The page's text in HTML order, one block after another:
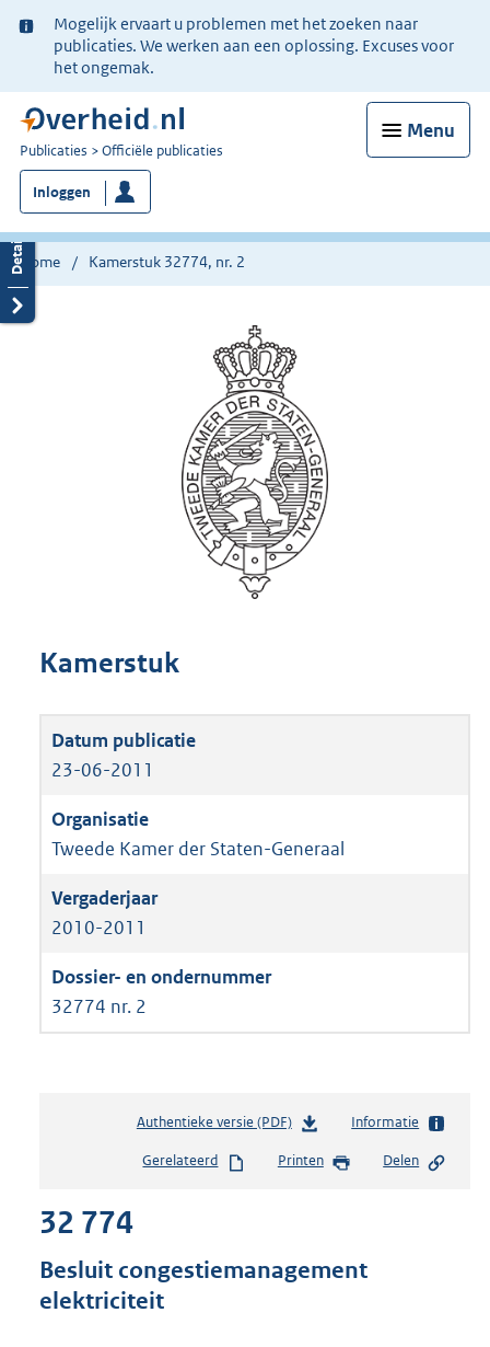
Ter
informatie:
Mogelijk ervaart u problemen met het zoeken naar
publicaties. We werken aan een oplossing. Excuses voor
het ongemak.
Menu
U
bent
nu
hier:
Publicaties Officiële publicaties
Inloggen
Home Kamerstuk 32774, nr. 2
Kamerstuk
23-06-2011
Tweede Kamer der Staten-Generaal
2010-2011
32774 nr. 2
Authentieke versie (PDF)b
s
s
Informatie
Gerelateerd Printen Delen
32 774
Besluit congestiemanagement
elektriciteit